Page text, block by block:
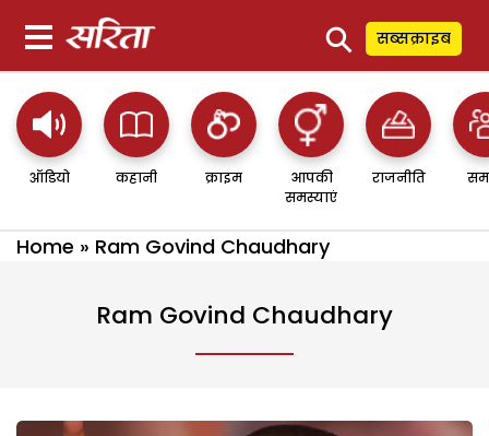
⚲ सब्सक्राइब
ऑडियो कहानी क्राइम
आपकी
समस्याएं
राजनीति
Home » Ram Govind Chaudhary
Ram Govind Chaudhary